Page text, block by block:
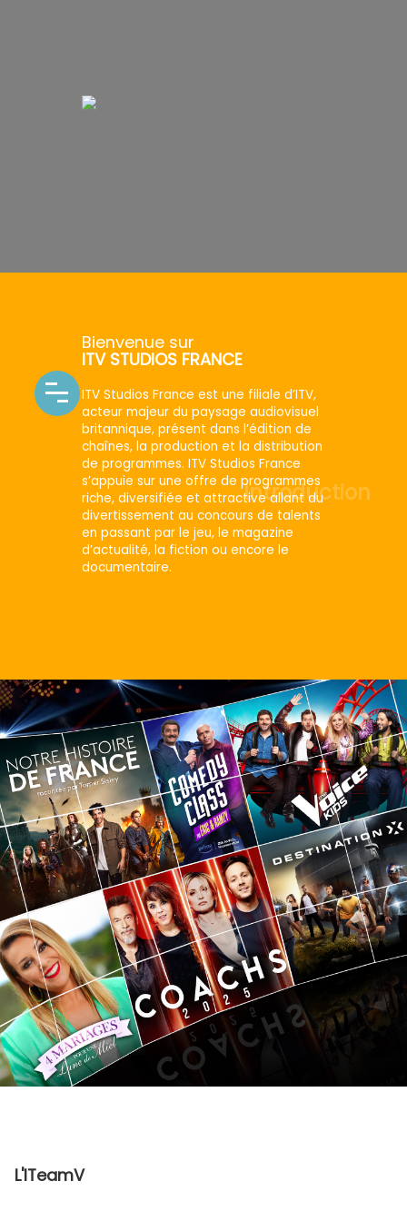
Introduction
Bienvenue sur
ITV STUDIOS FRANCE
ITV Studios France est une filiale d’ITV,
acteur majeur du paysage audiovisuel
britannique, présent dans l’édition de
chaînes, la production et la distribution
de programmes. ITV Studios France
s’appuie sur une offre de programmes
riche, diversifiée et attractive allant du
divertissement au concours de talents
en passant par le jeu, le magazine
d’actualité, la fiction ou encore le
documentaire.
L'ITeamV